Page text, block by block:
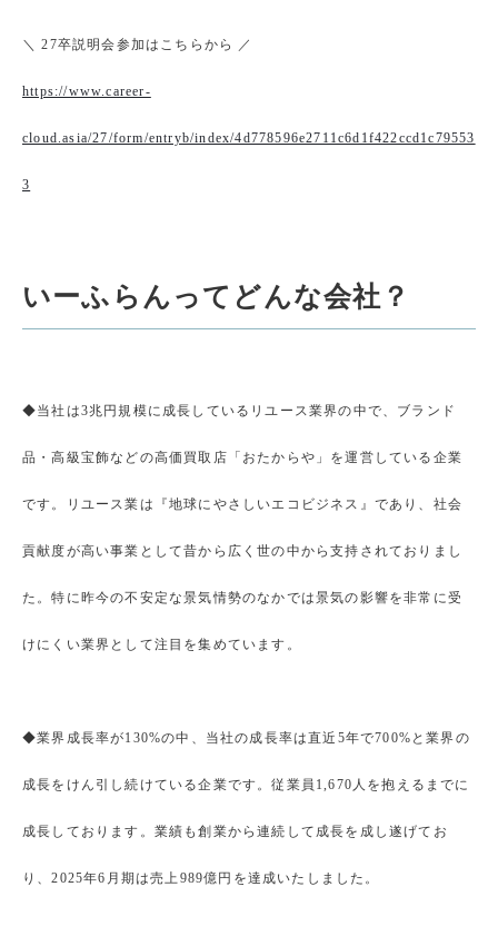
＼ 27卒説明会参加はこちらから ／
https://www.career-
cloud.asia/27/form/entryb/index/4d778596e2711c6d1f422ccd1c79553
3
いーふらんってどんな会社？
◆当社は3兆円規模に成長しているリユース業界の中で、ブランド
品・高級宝飾などの高価買取店「おたからや」を運営している企業
です。リユース業は『地球にやさしいエコビジネス』であり、社会
貢献度が高い事業として昔から広く世の中から支持されておりまし
た。特に昨今の不安定な景気情勢のなかでは景気の影響を非常に受
けにくい業界として注目を集めています。
◆業界成長率が130%の中、当社の成長率は直近5年で700%と業界の
成長をけん引し続けている企業です。従業員1,670人を抱えるまでに
成長しております。業績も創業から連続して成長を成し遂げてお
り、2025年6月期は売上989億円を達成いたしました。